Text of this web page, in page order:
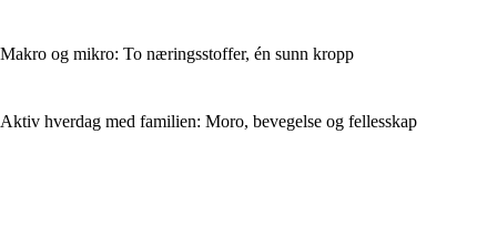
Makro og mikro: To næringsstoffer, én sunn kropp
Aktiv hverdag med familien: Moro, bevegelse og fellesskap